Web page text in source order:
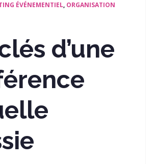
ÉVÉNEMENTIEL, ORGANISATION
d’une